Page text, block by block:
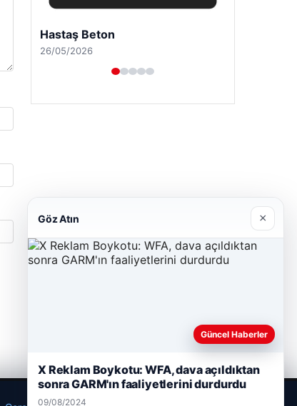
Hastaş Beton
26/05/2026
Göz Atın ×
Güncel Haberler
X Reklam Boykotu: WFA, dava açıldıktan
sonra GARM'ın faaliyetlerini durdurdu
09/08/2024